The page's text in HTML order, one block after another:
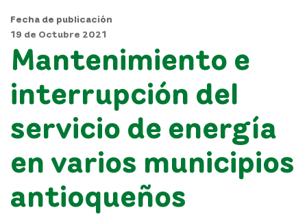
Fecha de publicación
19 de Octubre 2021
Mantenimiento e
interrupción del
servicio de energía
en varios municipios
antioqueños